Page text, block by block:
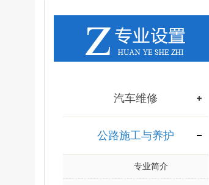
汽车维修
公路施工与养护
专业简介